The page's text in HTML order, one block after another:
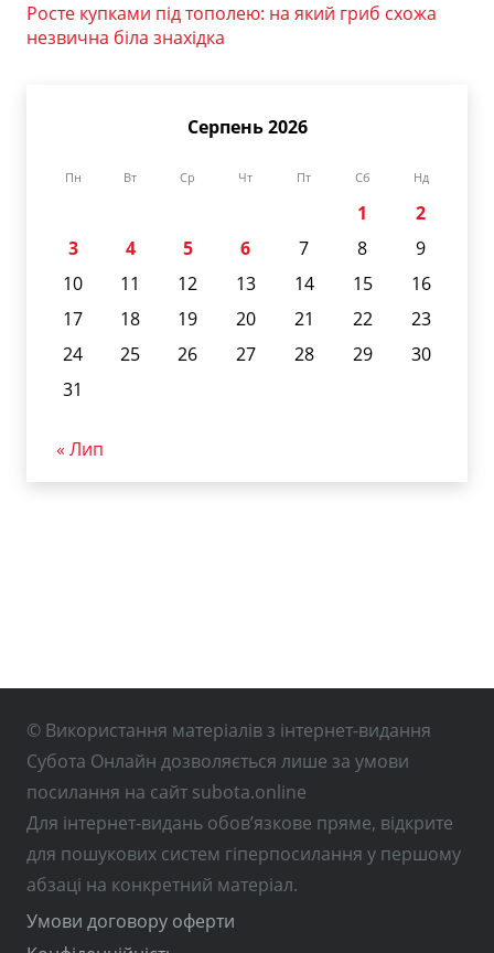
Росте купками під тополею: на який гриб схожа
незвична біла знахідка
Серпень 2026
Пн Вт Ср Чт Пт Сб Нд
1
2
3
4 5 6 7 8
9
10
11 12 13 14 15
16
17
18 19 20 21 22
23
24
25 26 27 28 29
30
31
« Лип
© Використання матеріалів з інтернет-видання
Субота Онлайн дозволяється лише за умови
посилання на сайт subota.online
Для інтернет-видань обов’язкове пряме, відкрите
для пошукових систем гіперпосилання у першому
абзаці на конкретний матеріал.
Умови договору оферти